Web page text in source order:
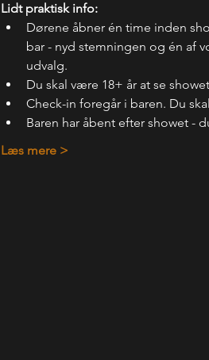
Lidt praktisk info:
Dørene åbner én time inden
bar - nyd stemningen og én af
udvalg.
Du skal være 18+ år at se
Check-in foregår i baren. Du
Baren har åbent efter showet -
Læs mere >